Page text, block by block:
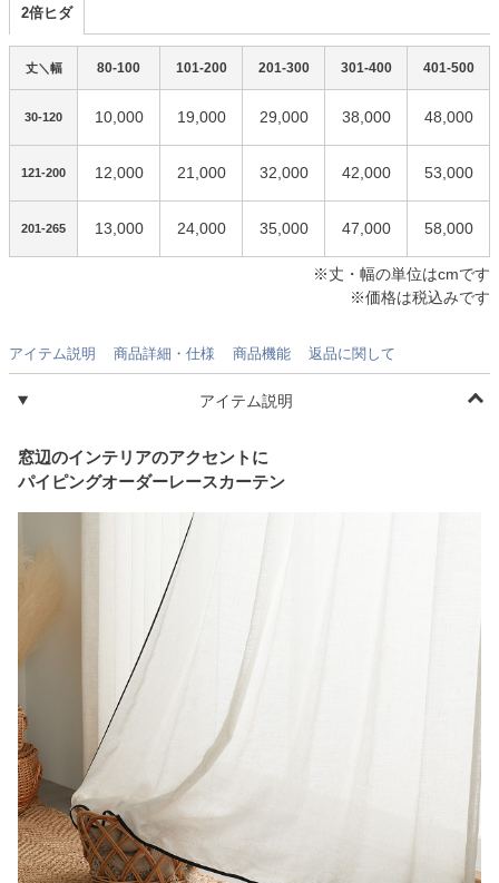
2倍ヒダ
丈＼幅 80-100 101-200 201-300 301-400 401-500
30-120 10,000 19,000 29,000 38,000 48,000
121-200 12,000 21,000 32,000 42,000 53,000
201-265 13,000 24,000 35,000 47,000 58,000
※丈・幅の単位はcmです
※価格は税込みです
アイテム説明 商品詳細・仕様 商品機能 返品に関して
アイテム説明
窓辺のインテリアのアクセントに
パイピングオーダーレースカーテン